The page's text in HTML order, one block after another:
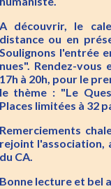
découvrir, le
ou en
l'entrée
Rendez-vous
à 20h, pour le
thème : "Le
limitées à 32
l'association,
CA.
lecture et bel